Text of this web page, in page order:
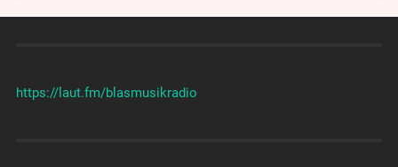
https://laut.fm/blasmusikradio